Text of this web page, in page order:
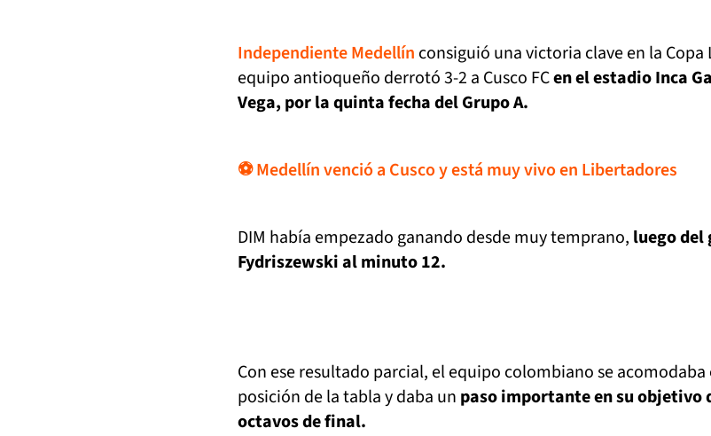
Independiente Medellín consiguió una victoria clave en la
equipo antioqueño derrotó 3-2 a Cusco FCen el estadio Inca
Vega, por la quinta fecha del Grupo A.
⚽ Medellín venció a Cusco y está muy vivo en Libertadores
DIM había empezado ganando desde muy temprano, luego del
Fydriszewski al minuto 12.
Con ese resultado parcial, el equipo colombiano se acomodaba
posición de la tabla y daba un paso importante en su objetivo
octavos de final.